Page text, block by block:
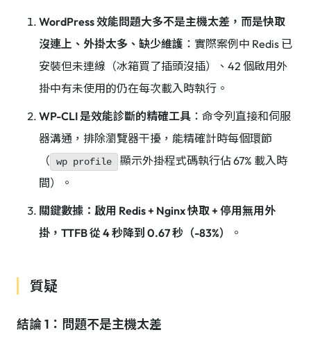
WordPress 效能問題大多不是主機太差，而是快取
沒連上、外掛太多、缺少維護 ：實際案例中 Redis 已
安裝但未連線（冰箱買了插頭沒插）、42 個啟用外
掛中有未使用的仍在每次載入時執行。
WP-CLI 是效能診斷的精確工具 ：命令列直接和伺服
器溝通，排除瀏覽器干擾，能精確計時每個環節
（
wp profile
顯示外掛程式碼執行佔 67% 載入時
間）。
關鍵數據：啟用 Redis + Nginx 快取 + 停用無用外
掛，TTFB 從 4 秒降到 0.67 秒（-83%）
。
質疑
結論 1：問題不是主機太差